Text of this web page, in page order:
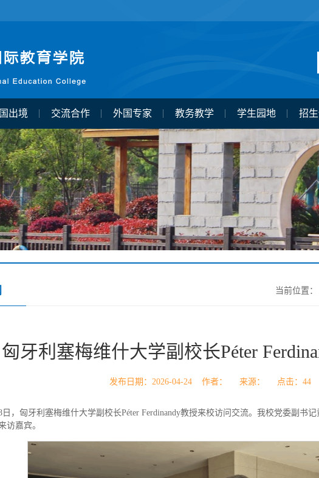
出境 交流合作 外国专家 教务教学 学生园地 招
当前位置：
匈牙利塞梅维什大学副校长Péter
发布日期：2026-04-24 作者： 来源： 点击： 44
日，匈牙利塞梅维什大学副校长Péter Ferdinandy教授来校访问交流。我校党委副书
访嘉宾。